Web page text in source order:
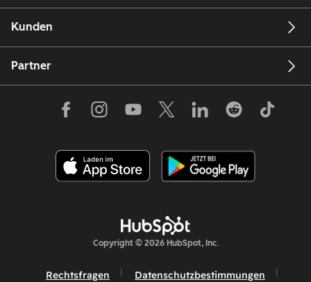
Kunden
Partner
Copyright © 2026 HubSpot, Inc.
Rechtsfragen Datenschutzbestimmungen